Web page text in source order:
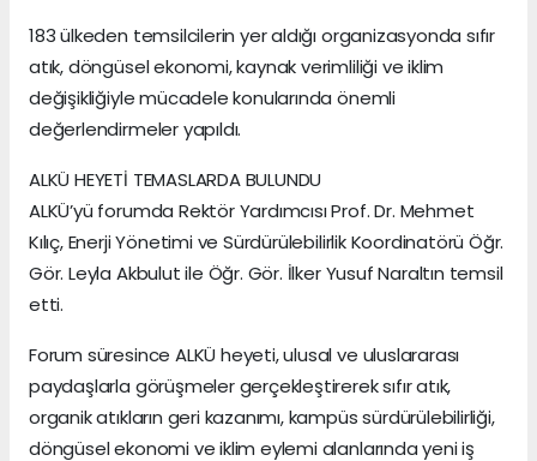
183 ülkeden temsilcilerin yer aldığı organizasyonda sıfır
atık, döngüsel ekonomi, kaynak verimliliği ve iklim
değişikliğiyle mücadele konularında önemli
değerlendirmeler yapıldı.
ALKÜ HEYETİ TEMASLARDA BULUNDU
ALKÜ’yü forumda Rektör Yardımcısı Prof. Dr. Mehmet
Kılıç, Enerji Yönetimi ve Sürdürülebilirlik Koordinatörü Öğr.
Gör. Leyla Akbulut ile Öğr. Gör. İlker Yusuf Naraltın temsil
etti.
Forum süresince ALKÜ heyeti, ulusal ve uluslararası
paydaşlarla görüşmeler gerçekleştirerek sıfır atık,
organik atıkların geri kazanımı, kampüs sürdürülebilirliği,
döngüsel ekonomi ve iklim eylemi alanlarında yeni iş